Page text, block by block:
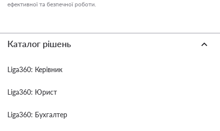
ефективної та безпечної роботи.
Каталог рішень
Liga360: Керівник
Liga360: Юрист
Liga360: Бухгалтер